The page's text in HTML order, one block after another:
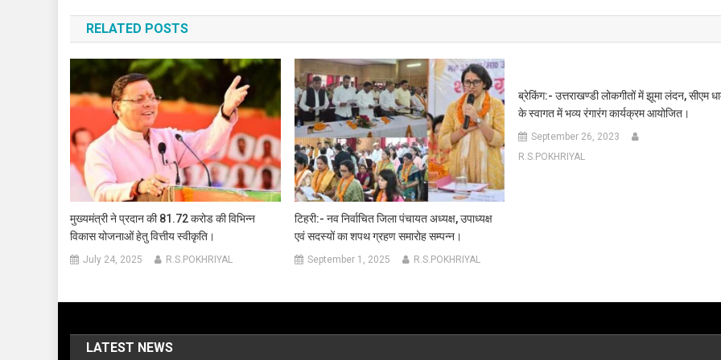
navigation
RELATED POSTS
मुख्यमंत्री ने प्रदान की 81.72 करोड की विभिन्न
विकास योजनाओं हेतु वित्तीय स्वीकृति।
July 24, 2025 R.S.POKHRIYAL
टिहरी:- नव निर्वाचित जिला पंचायत अध्यक्ष, उपाध्यक्ष
एवं सदस्यों का शपथ ग्रहण समारोह सम्पन्न।
September 1, 2025 R.S.POKHRIYAL
ब्रेकिंग:- उत्तराखण्डी लोकगीतों में झूमा लंदन, सीएम
के स्वागत में भव्य रंगारंग कार्यक्रम आयोजित।
September 26, 2023
R.S.POKHRIYAL
LATEST NEWS